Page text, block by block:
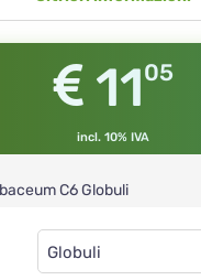
1105
incl. 10% IVA
C6Globuli
Tipo